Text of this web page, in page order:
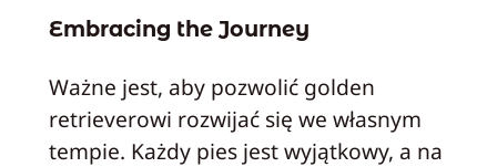
Embracing the Journey
Ważne jest, aby pozwolić golden
retrieverowi rozwijać się we własnym
tempie. Każdy pies jest wyjątkowy, a na